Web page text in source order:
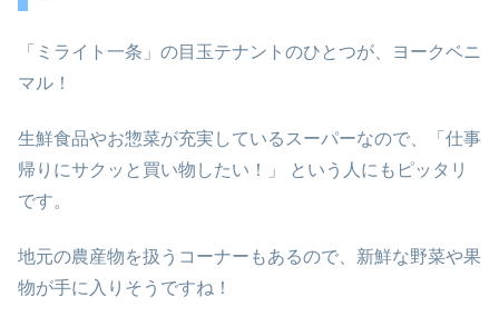
「ミライト一条」の目玉テナントのひとつが、ヨークベニ
マル！
生鮮食品やお惣菜が充実しているスーパーなので、「仕事
帰りにサクッと買い物したい！」 という人にもピッタリ
です。
地元の農産物を扱うコーナーもあるので、新鮮な野菜や果
物が手に入りそうですね！